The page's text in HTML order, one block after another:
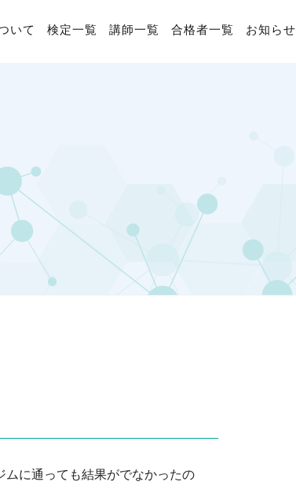
いて 検定一覧 講師一覧 合格者一覧 お知らせ
ムに通っても結果がでなかったの